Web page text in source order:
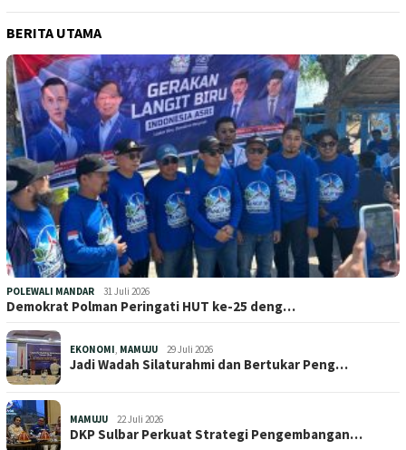
BERITA UTAMA
POLEWALI MANDAR 31 Juli 2026
Demokrat Polman Peringati HUT ke-25 deng…
EKONOMI MAMUJU 29 Juli 2026
Jadi Wadah Silaturahmi dan Bertukar Peng…
MAMUJU 22 Juli 2026
DKP Sulbar Perkuat Strategi Pengembangan…